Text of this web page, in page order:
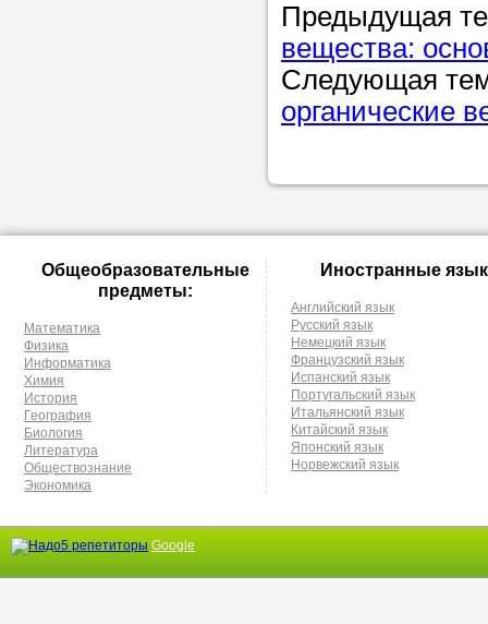
Предыдущая
вещества:
Следующая
органические
Общеобразовательные
предметы:
Математика
Физика
Информатика
Химия
История
География
Биология
Литература
Обществознание
Экономика
Иностранные
Английский язык
Русский язык
Немецкий язык
Французский язык
Испанский язык
Португальский язык
Итальянский язык
Китайский язык
Японский язык
Норвежский язык
Google